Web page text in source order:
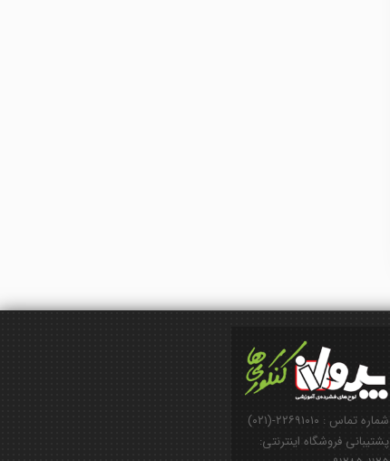
شماره تماس : ۲۲۶۹۱۰۱۰-(۰۲۱)
پشتیبانی فروشگاه اینترنتی: